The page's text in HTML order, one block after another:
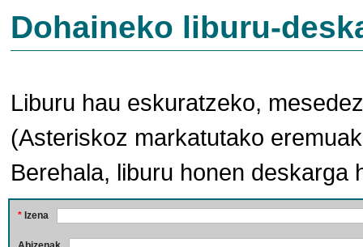
Dohaineko liburu-
Liburu hau eskuratzeko,
(Asteriskoz markatutako
Berehala, liburu honen deskarga
* Izena